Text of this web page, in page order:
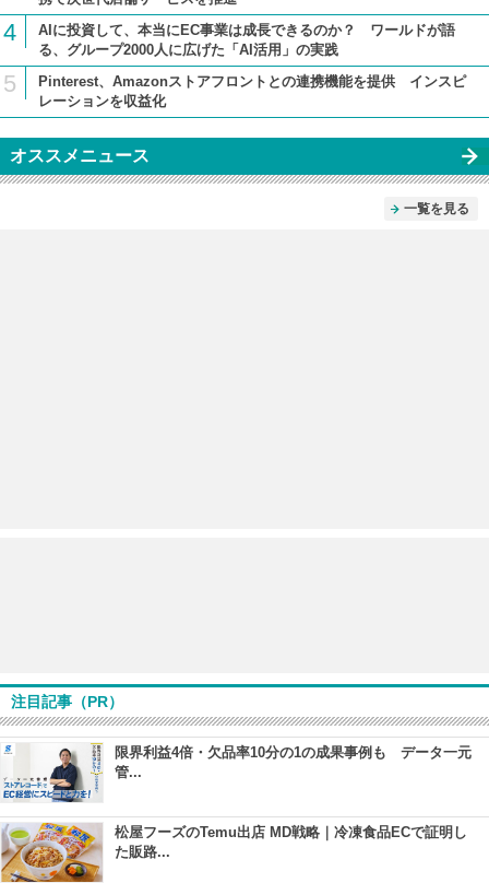
4
AIに投資して、本当にEC事業は成長できるのか？ ワールドが語
る、グループ2000人に広げた「AI活用」の実践
5
Pinterest、Amazonストアフロントとの連携機能を提供 インスピ
レーションを収益化
オススメニュース
一覧を見る
注目記事（PR）
限界利益4倍・欠品率10分の1の成果事例も データ一元
管...
松屋フーズのTemu出店 MD戦略｜冷凍食品ECで証明し
た販路...